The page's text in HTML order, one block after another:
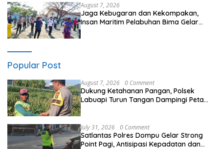
August 7, 2026
Jaga Kebugaran dan Kekompakan,
Insan Maritim Pelabuhan Bima Gelar
Popular Post
August 7, 2026 0 Comment
Dukung Ketahanan Pangan, Polsek
Labuapi Turun Tangan Dampingi Petani
July 31, 2026 0 Comment
Satlantas Polres Dompu Gelar Strong
Point Pagi, Antisipasi Kepadatan dan